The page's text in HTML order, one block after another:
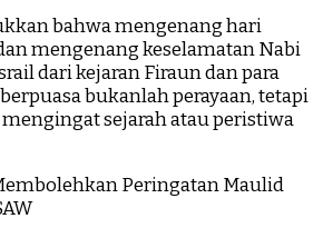
bahwa mengenang hari
mengenang keselamatan Nabi
dari kejaran Firaun dan para
bukanlah perayaan, tetapi
sejarah atau peristiwa
Peringatan Maulid